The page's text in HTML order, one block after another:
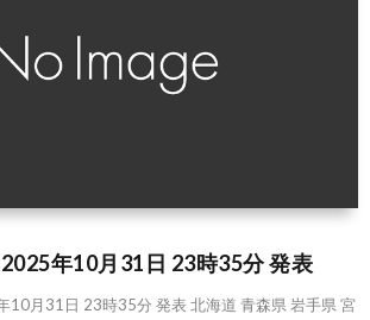
年10月31日 23時35分 発表
10月31日 23時35分 発表 北海道 青森県 岩手県 宮